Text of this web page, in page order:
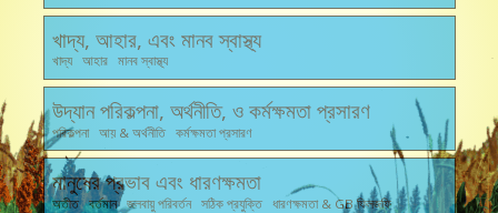
খাদ্য, আহার, এবং মানব স্বাস্থ্য
খাদ্য আহার মানব স্বাস্থ্য
উদ্যান পরিকল্পনা, অর্থনীতি, ও কর্মক্ষমতা প্রসারণ
পরিকল্পনা আয় & অর্থনীতি কর্মক্ষমতা প্রসারণ
মানুষের প্রভাব এবং ধারণক্ষমতা
অতীত বর্তমান জলবায়ু পরিবর্তন সঠিক প্রযুক্তি ধারণক্ষমতা & GB ফিলজফি